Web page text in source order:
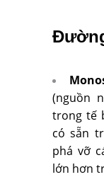
(nguồn
trong tế
có sẵn
phá vỡ
lớn hơn